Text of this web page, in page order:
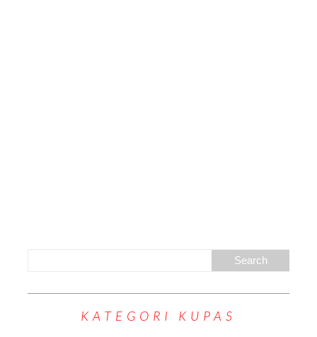
KATEGORI KUPAS